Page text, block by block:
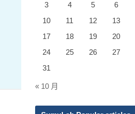
3
4 5 6
10
11 12 13
17
18 19 20
24
25 26 27
31
« 10 月